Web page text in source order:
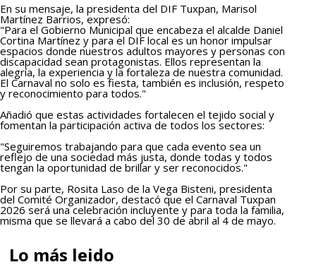
En su mensaje, la presidenta del DIF Tuxpan, Marisol
Martínez Barrios, expresó:
"Para el Gobierno Municipal que encabeza el alcalde Daniel
Cortina Martínez y para el DIF local es un honor impulsar
espacios donde nuestros adultos mayores y personas con
discapacidad sean protagonistas. Ellos representan la
alegría, la experiencia y la fortaleza de nuestra comunidad.
El Carnaval no solo es fiesta, también es inclusión, respeto
y reconocimiento para todos."
Añadió que estas actividades fortalecen el tejido social y
fomentan la participación activa de todos los sectores:
"Seguiremos trabajando para que cada evento sea un
reflejo de una sociedad más justa, donde todas y todos
tengan la oportunidad de brillar y ser reconocidos."
Por su parte, Rosita Laso de la Vega Bisteni, presidenta
del Comité Organizador, destacó que el Carnaval Tuxpan
2026 será una celebración incluyente y para toda la familia,
misma que se llevará a cabo del 30 de abril al 4 de mayo.
Lo más leido